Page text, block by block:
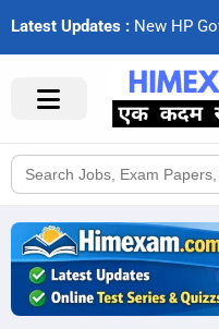
Latest Updates : New HP Go
Search
for: